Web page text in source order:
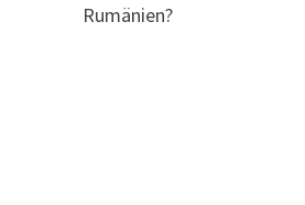
Rumänien?